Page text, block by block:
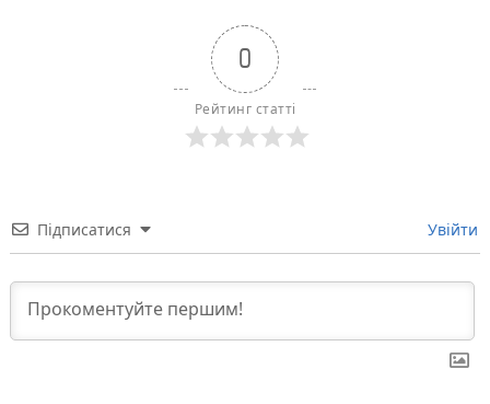
0
Рейтинг статті
Підписатися Увійти